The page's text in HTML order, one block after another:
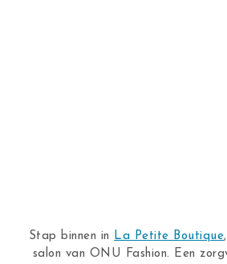
Stap binnen in La Petite Boutique
salon van ONU Fashion. Een